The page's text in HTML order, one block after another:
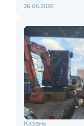
26.06.2026
Казань